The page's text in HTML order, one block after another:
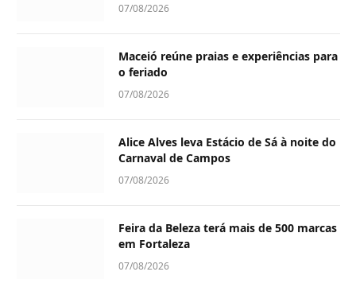
07/08/2026
Maceió reúne praias e experiências para
o feriado
07/08/2026
Alice Alves leva Estácio de Sá à noite do
Carnaval de Campos
07/08/2026
Feira da Beleza terá mais de 500 marcas
em Fortaleza
07/08/2026